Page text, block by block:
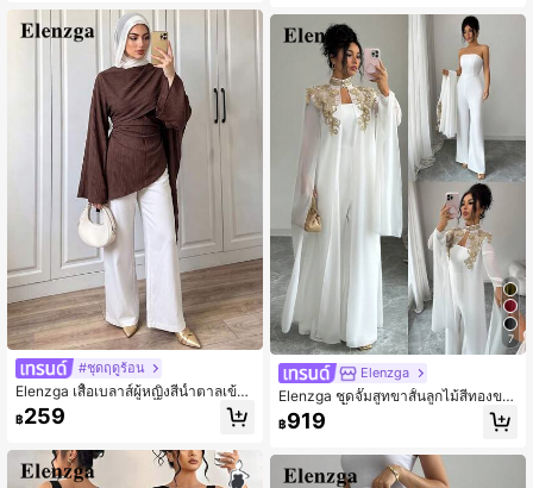
#ชุดฤดูร้อน
Elenzga เสื้อเบลาส์ผู้หญิงสีน้ำตาลเข้ม
จับจีบแบบพันตัว ชายเสื้อไม่สมมาตรแ
ละแขนกระดิ่งยาวพิเศษ เหมาะสำหรับก
ารออกเดท เสื้อลำลอง
฿259
งโบว์ พร้อมกางเกงขายาวทรงตรงขาก
ว้าง
7
Elenzga
Elenzga ชุดจั๊มสูทขาสั้นลูกไม้สีทองขอ
งผู้หญิง 2 ชิ้น
฿919